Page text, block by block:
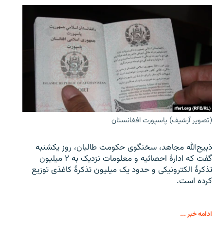
(تصویر آرشیف) پاسپورت افغانستان
ذبیح‌الله مجاهد، سخنگوی حکومت طالبان، روز یکشنبه
گفت که ادارهٔ احصائیه و معلومات نزدیک به ۲ میلیون
تذکرهٔ الکترونیکی و حدود یک میلیون تذکرهٔ کاغذی توزیع
کرده است.
ادامه خبر ...